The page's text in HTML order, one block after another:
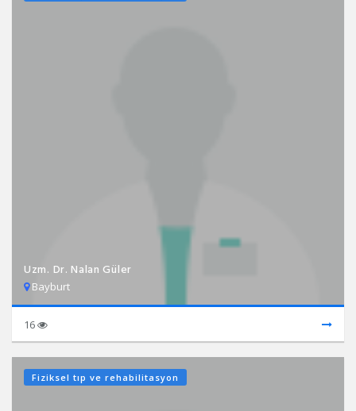
Uzm. Dr. Nalan Güler
Bayburt
16
Fiziksel tıp ve rehabilitasyon